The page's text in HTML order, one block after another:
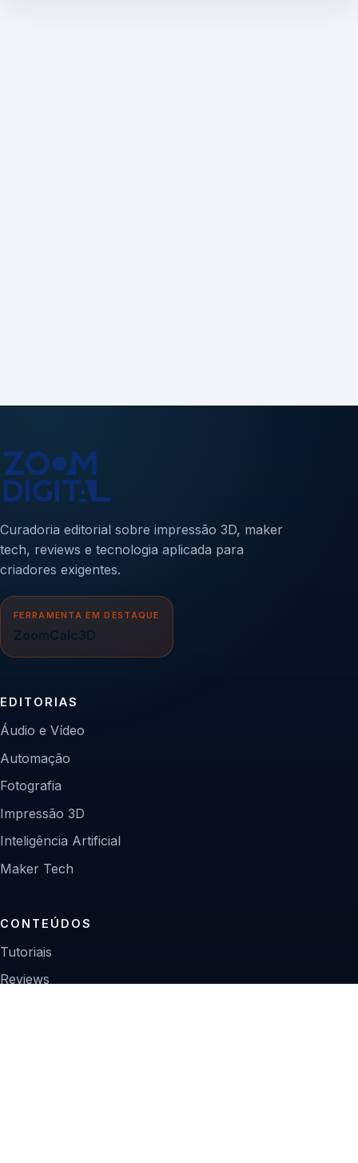
Curadoria editorial sobre impressão 3D, maker
tech, reviews e tecnologia aplicada para
criadores exigentes.
FERRAMENTA EM DESTAQUE
ZoomCalc3D
EDITORIAS
Áudio e Vídeo
Automação
Fotografia
Impressão 3D
Inteligência Artificial
Maker Tech
CONTEÚDOS
Tutoriais
Reviews